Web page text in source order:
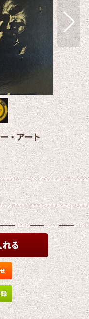
・アート